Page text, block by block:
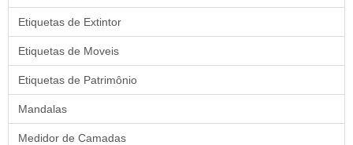
Etiquetas de Extintor
Etiquetas de Moveis
Etiquetas de Patrimônio
Mandalas
Medidor de Camadas